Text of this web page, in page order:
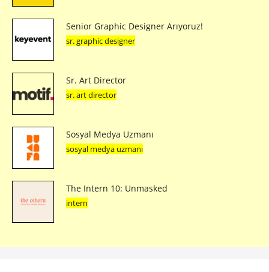
Senior Graphic Designer Arıyoruz!
sr. graphic designer
Sr. Art Director
sr. art director
Sosyal Medya Uzmanı
sosyal medya uzmanı
The Intern 10: Unmasked
intern